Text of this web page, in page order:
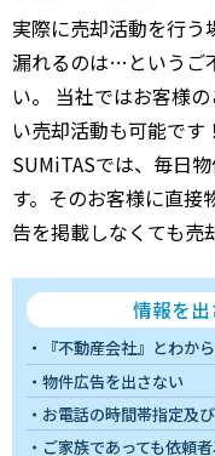
実際に売却活動を行
漏れるのは…というご
い。 当社ではお客様
い売却活動も可能です！
SUMiTASでは、毎日
す。そのお客様に直接
告を掲載しなくても売
情報を
『不動産会社』とわか
物件広告を出さない
お電話の時間帯指定及
ご家族であっても依頼